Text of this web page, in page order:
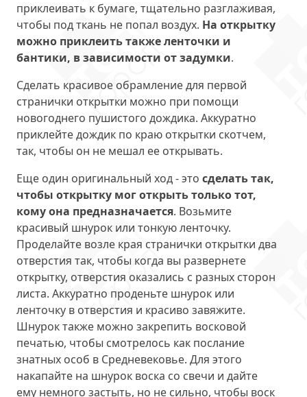
приклеивать к бумаге, тщательно разглаживая,
чтобы под ткань не попал воздух. На открытку
можно приклеить также ленточки и
бантики, в зависимости от задумки.
Сделать красивое обрамление для первой
странички открытки можно при помощи
новогоднего пушистого дождика. Аккуратно
приклейте дождик по краю открытки скотчем,
так, чтобы он не мешал ее открывать.
Еще один оригинальный ход - это сделать так,
чтобы открытку мог открыть только тот,
кому она предназначается. Возьмите
красивый шнурок или тонкую ленточку.
Проделайте возле края странички открытки два
отверстия так, чтобы когда вы развернете
открытку, отверстия оказались с разных сторон
листа. Аккуратно проденьте шнурок или
ленточку в отверстия и красиво завяжите.
Шнурок также можно закрепить восковой
печатью, чтобы смотрелось как послание
знатных особ в Средневековье. Для этого
накапайте на шнурок воска со свечи и дайте
ему немного застыть, но не сильно, чтобы воск